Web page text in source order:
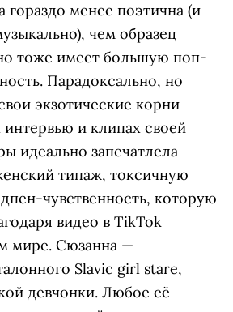
гораздо менее поэтична (и
чем образец
тоже имеет большую поп-
Парадоксально, но
экзотические корни
и клипах своей
идеально запечатлела
типаж, токсичную
чувственность, которую
видео в TikTok
мире. Сюзанна —
Slavic girl stare,
девчонки. Любое её